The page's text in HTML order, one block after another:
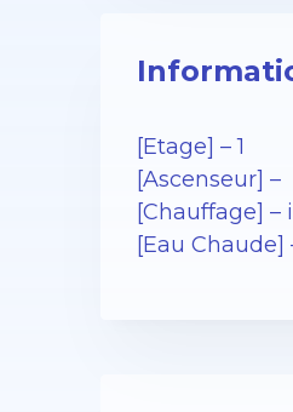
[Etage] – 1
[Ascenseur] –
[Chauffage] –
[Eau